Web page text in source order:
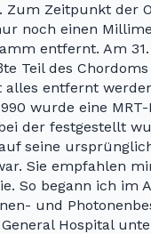
Zum Zeitpunkt der
noch einen
entfernt. Am 31.
Teil des
alles entfernt
wurde eine
der festgestellt
seine
Sie empfahlen
So begann ich im
und
Hospital